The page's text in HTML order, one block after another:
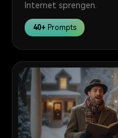
Internet sprengen.
40+ Prompts